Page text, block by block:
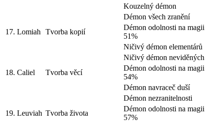
Kouzelný démon
Démon všech zranění
17. Lomiah
Tvorba kopií
Démon odolnosti na magii
51%
Ničivý démon elementárů
Ničivý démon neviděných
18. Caliel
Tvorba věcí
Démon odolnosti na magii
54%
Démon navraceč duší
Démon nezranitelnosti
19. Leuviah Tvorba života
Démon odolnosti na magii
57%